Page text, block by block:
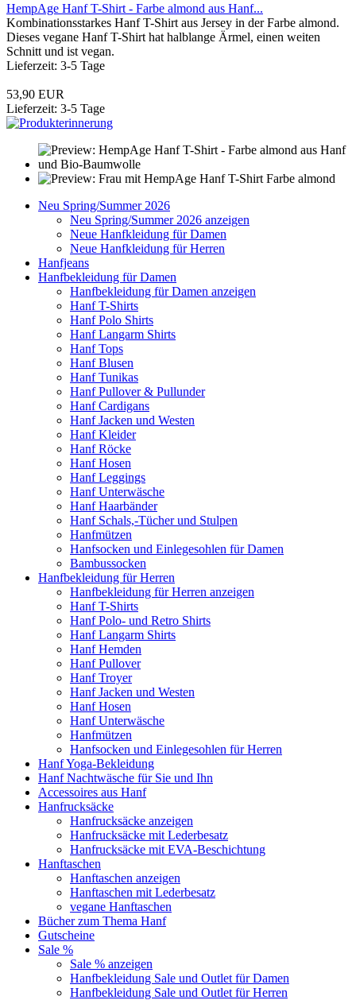
HempAge Hanf T-Shirt - Farbe almond aus Hanf...
Kombinationsstarkes Hanf T-Shirt aus Jersey in der Farbe almond.
Dieses vegane Hanf T-Shirt hat halblange Ärmel, einen weiten
Schnitt und ist vegan.
Lieferzeit: 3-5 Tage
53,90 EUR
Lieferzeit: 3-5 Tage
Neu Spring/Summer 2026
Neu Spring/Summer 2026 anzeigen
Neue Hanfkleidung für Damen
Neue Hanfkleidung für Herren
Hanfjeans
Hanfbekleidung für Damen
Hanfbekleidung für Damen anzeigen
Hanf T-Shirts
Hanf Polo Shirts
Hanf Langarm Shirts
Hanf Tops
Hanf Blusen
Hanf Tunikas
Hanf Pullover & Pullunder
Hanf Cardigans
Hanf Jacken und Westen
Hanf Kleider
Hanf Röcke
Hanf Hosen
Hanf Leggings
Hanf Unterwäsche
Hanf Haarbänder
Hanf Schals,-Tücher und Stulpen
Hanfmützen
Hanfsocken und Einlegesohlen für Damen
Bambussocken
Hanfbekleidung für Herren
Hanfbekleidung für Herren anzeigen
Hanf T-Shirts
Hanf Polo- und Retro Shirts
Hanf Langarm Shirts
Hanf Hemden
Hanf Pullover
Hanf Troyer
Hanf Jacken und Westen
Hanf Hosen
Hanf Unterwäsche
Hanfmützen
Hanfsocken und Einlegesohlen für Herren
Hanf Yoga-Bekleidung
Hanf Nachtwäsche für Sie und Ihn
Accessoires aus Hanf
Hanfrucksäcke
Hanfrucksäcke anzeigen
Hanfrucksäcke mit Lederbesatz
Hanfrucksäcke mit EVA-Beschichtung
Hanftaschen
Hanftaschen anzeigen
Hanftaschen mit Lederbesatz
vegane Hanftaschen
Bücher zum Thema Hanf
Gutscheine
Sale %
Sale % anzeigen
Hanfbekleidung Sale und Outlet für Damen
Hanfbekleidung Sale und Outlet für Herren